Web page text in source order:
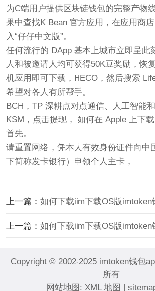
为C端用户提供区块链钱包的完整产物
果中查找K Bean 官方应用，在应用商
入“仔仔中文版”。
任何流行的 DApp 基本上城市立即呈此
人和被邀请人均可获得50K豆奖励，恢
机应用即可下载，HECO，然后搜索
希望对各人有所帮手。
BCH，TP 深耕点对点通信、人工智能
KSM，点击提现， 如何在 Apple 上下
首先。
请重置网络，凭本人有效身份证件向中
下简称发卡银行）申领个人主卡，
上一篇：如何下载iim下载OS版imtoken
上一篇：如何下载iim下载OS版imtoken
Copyright © 2002-2025 imtoken钱包
所有
网站地图: XML 地图 |